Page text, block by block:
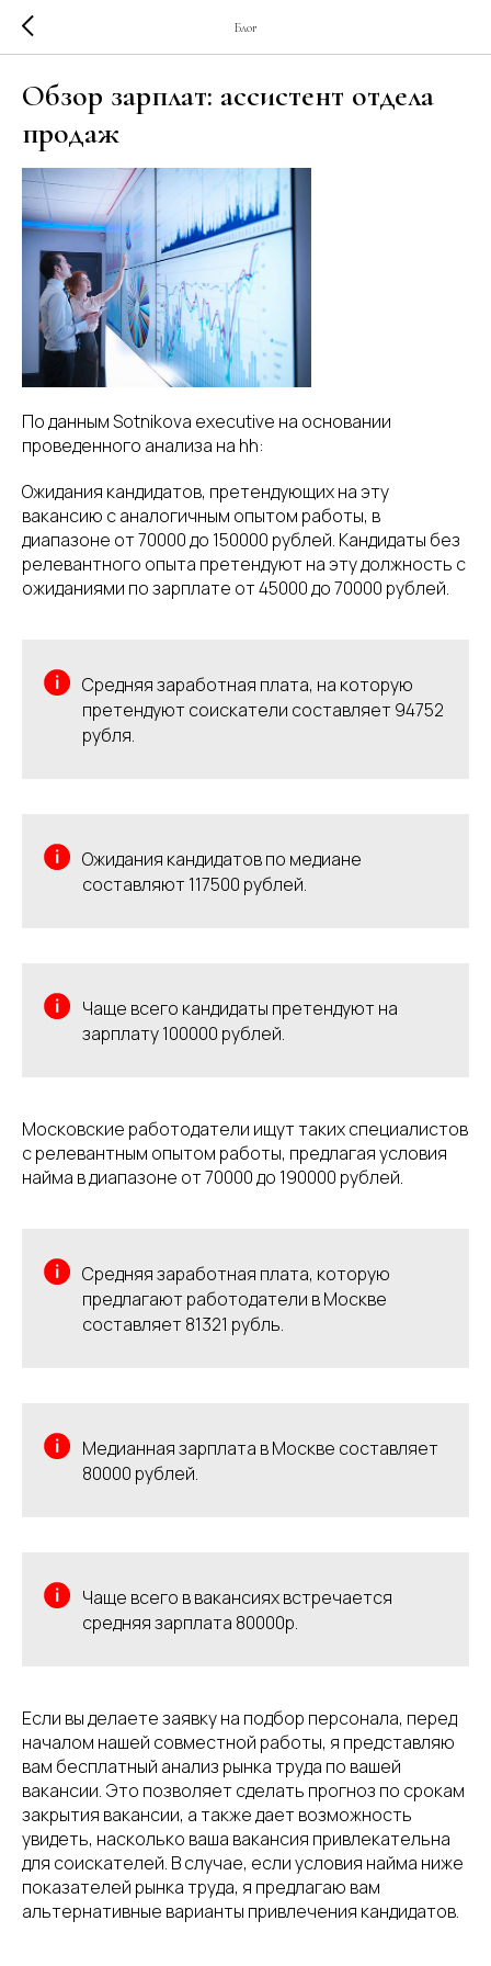
Блог
Обзор зарплат: ассистент отдела
продаж
По данным Sotnikova executive на основании
проведенного анализа на hh:
Ожидания кандидатов, претендующих на эту
вакансию с аналогичным опытом работы, в
диапазоне от 70000 до 150000 рублей. Кандидаты без
релевантного опыта претендуют на эту должность с
ожиданиями по зарплате от 45000 до 70000 рублей.
Средняя заработная плата, на которую
претендуют соискатели составляет 94752
рубля.
Ожидания кандидатов по медиане
составляют 117500 рублей.
Чаще всего кандидаты претендуют на
зарплату 100000 рублей.
Московские работодатели ищут таких специалистов
с релевантным опытом работы, предлагая условия
найма в диапазоне от 70000 до 190000 рублей.
Средняя заработная плата, которую
предлагают работодатели в Москве
составляет 81321 рубль.
Медианная зарплата в Москве составляет
80000 рублей.
Чаще всего в вакансиях встречается
средняя зарплата 80000р.
Если вы делаете заявку на подбор персонала, перед
началом нашей совместной работы, я представляю
вам бесплатный анализ рынка труда по вашей
вакансии. Это позволяет сделать прогноз по срокам
закрытия вакансии, а также дает возможность
увидеть, насколько ваша вакансия привлекательна
для соискателей. В случае, если условия найма ниже
показателей рынка труда, я предлагаю вам
альтернативные варианты привлечения кандидатов.